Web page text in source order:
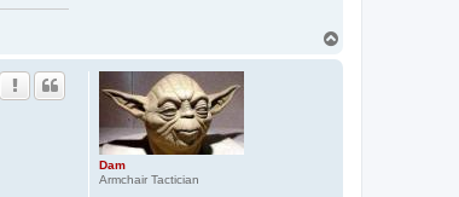
Dam
Armchair Tactician